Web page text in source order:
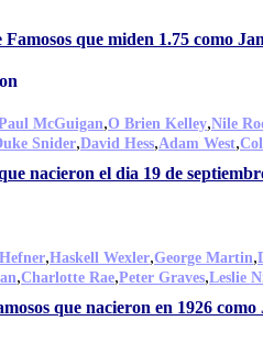
que miden 1.75 como
McGuigan,O Brien Kelley,Nile
Snider,David Hess,Adam West,
nacieron el dia 19 de
,Haskell Wexler,George Martin,
,Charlotte Rae,Peter Graves,Leslie
que nacieron en 1926